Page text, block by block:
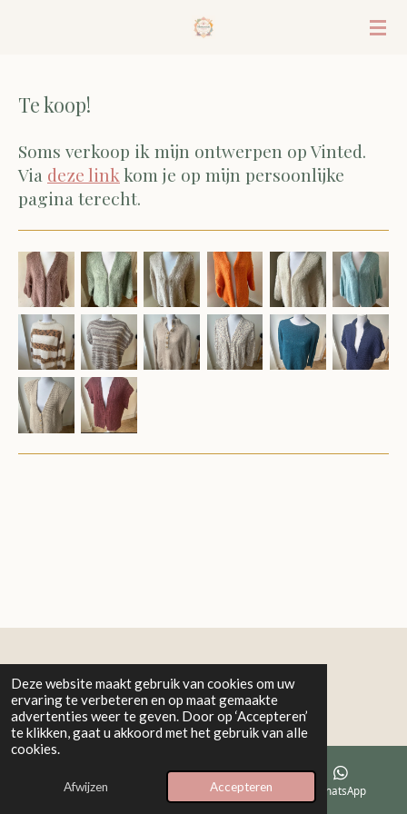
Deze website maakt gebruik van cookies om uw
ervaring te verbeteren en op maat gemaakte
advertenties weer te geven. Door op ‘Accepteren’
te klikken, gaat u akkoord met het gebruik van alle
cookies.
Afwijzen Accepteren
hoofdinhoud
Te koop!
Soms verkoop ik mijn ontwerpen op Vinted.
Via deze linkkom je op mijn persoonlijke
pagina terecht.
© 2025 - 2026 mettanouk_studio
Powered byJouwWeb
E-mailadres Telefoonnummer WhatsApp